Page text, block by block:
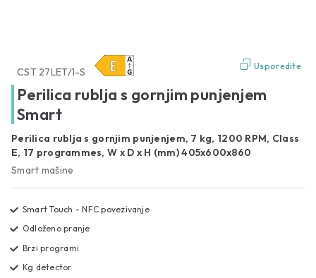
Usporedite
CST 27LET/1-S
Perilica rublja s gornjim punjenjem
Smart
Perilica rublja s gornjim punjenjem, 7 kg, 1200 RPM, Class
E, 17 programmes, W x D x H (mm) 405x600x860
Smart mašine
Smart Touch - NFC povezivanje
Odloženo pranje
Brzi programi
Kg detector